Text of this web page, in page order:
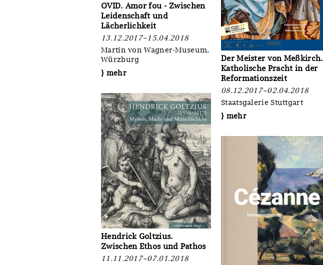
OVID. Amor fou - Zwischen
Leidenschaft und
Lächerlichkeit
13.12.2017–15.04.2018
Martin von Wagner-Museum,
Würzburg
} mehr
Der Meister von Meßkirch.
Katholische Pracht in der
Reformationszeit
08.12.2017–02.04.2018
Staatsgalerie Stuttgart
} mehr
Hendrick Goltzius.
Zwischen Ethos und Pathos
11.11.2017–07.01.2018